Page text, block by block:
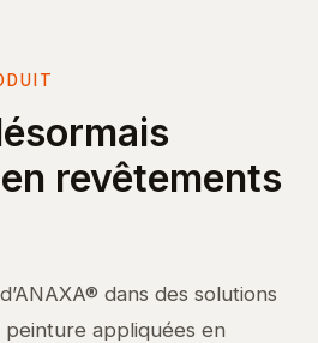
revêtements
dans des solutions
appliquées en